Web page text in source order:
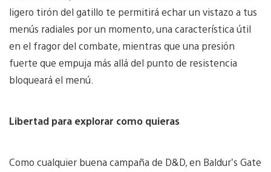
ligero tirón del gatillo te permitirá echar un vistazo a tus
menús radiales por un momento, una característica útil
en el fragor del combate, mientras que una presión
fuerte que empuja más allá del punto de resistencia
bloqueará el menú.
Libertad para explorar como quieras
Como cualquier buena campaña de D&D, en Baldur’s Gate